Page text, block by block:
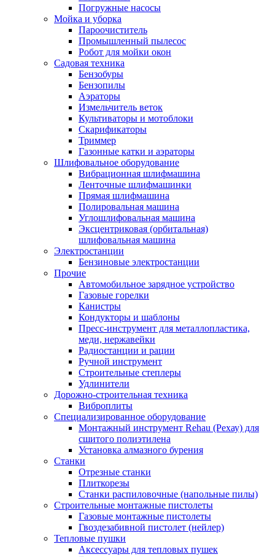
Погружные насосы
Мойка и уборка
Пароочиститель
Промышленный пылесос
Робот для мойки окон
Садовая техника
Бензобуры
Бензопилы
Аэраторы
Измельчитель веток
Культиваторы и мотоблоки
Скарификаторы
Триммер
Газонные катки и аэраторы
Шлифовальное оборудование
Вибрационная шлифмашина
Ленточные шлифмашинки
Прямая шлифмашина
Полировальная машина
Углошлифовальная машина
Эксцентриковая (орбитальная)
шлифовальная машина
Электростанции
Бензиновые электростанции
Прочие
Автомобильное зарядное устройство
Газовые горелки
Канистры
Кондукторы и шаблоны
Пресс-инструмент для металлопластика,
меди, нержавейки
Радиостанции и рации
Ручной инструмент
Строительные степлеры
Удлинители
Дорожно-строительная техника
Виброплиты
Специализированное оборудование
Монтажный инструмент Rehau (Рехау) для
сшитого полиэтилена
Установка алмазного бурения
Станки
Отрезные станки
Плиткорезы
Станки распиловочные (напольные пилы)
Строительные монтажные пистолеты
Газовые монтажные пистолеты
Гвоздезабивной пистолет (нейлер)
Тепловые пушки
Аксессуары для тепловых пушек